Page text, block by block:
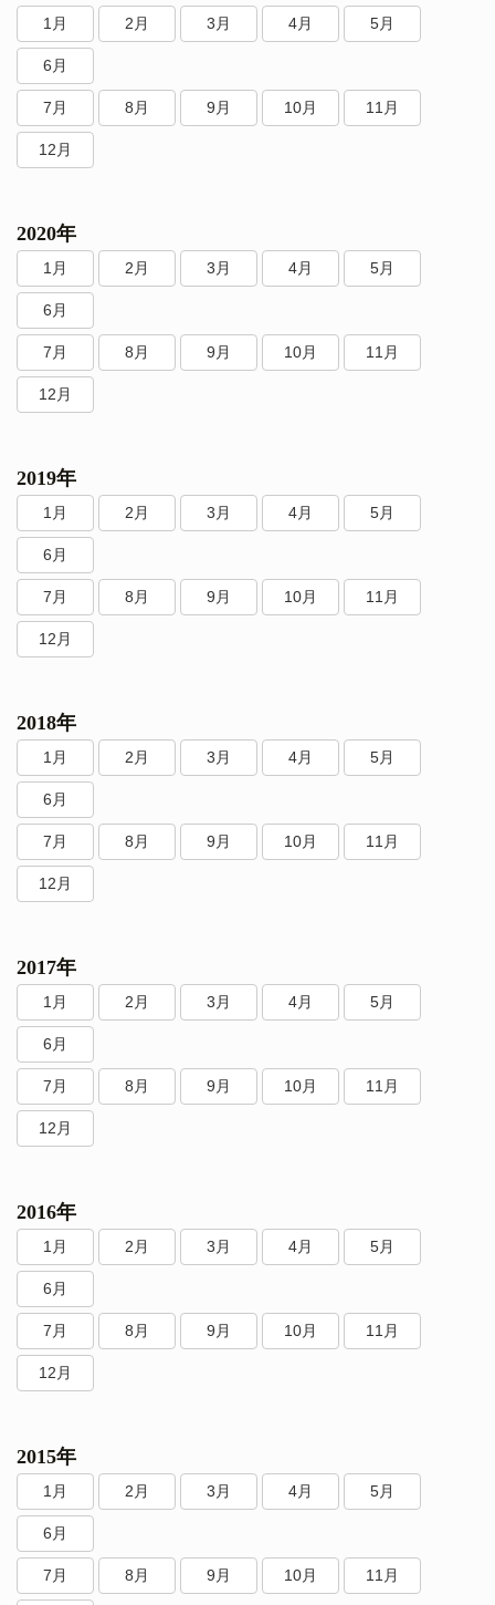
1月 2月 3月 4月 5月
6月
7月 8月 9月 10月 11月
12月
2020年
1月 2月 3月 4月 5月
6月
7月 8月 9月 10月 11月
12月
2019年
1月 2月 3月 4月 5月
6月
7月 8月 9月 10月 11月
12月
2018年
1月 2月 3月 4月 5月
6月
7月 8月 9月 10月 11月
12月
2017年
1月 2月 3月 4月 5月
6月
7月 8月 9月 10月 11月
12月
2016年
1月 2月 3月 4月 5月
6月
7月 8月 9月 10月 11月
12月
2015年
1月 2月 3月 4月 5月
6月
7月 8月 9月 10月 11月